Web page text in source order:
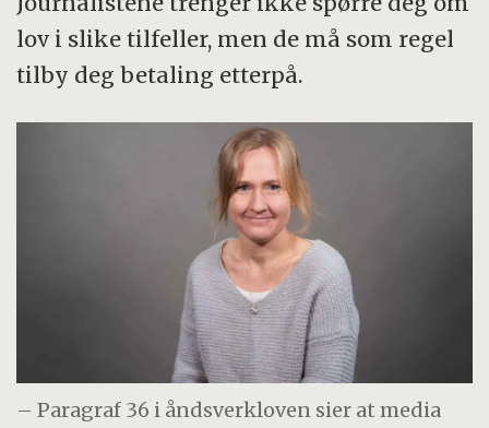
lov i slike tilfeller, men de må som regel
tilby deg betaling etterpå.
– Paragraf 36 i åndsverkloven sier at media